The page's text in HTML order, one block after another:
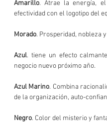
Amarillo. Atrae la energía,
efectividad con el logotipo del
Morado. Prosperidad, nobleza
Azul. tiene un efecto
negocio nuevo próximo año.
Azul Marino. Combina
de la organización, auto-
Negro. Color del misterio y